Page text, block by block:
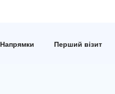
Напрямки Перший візит